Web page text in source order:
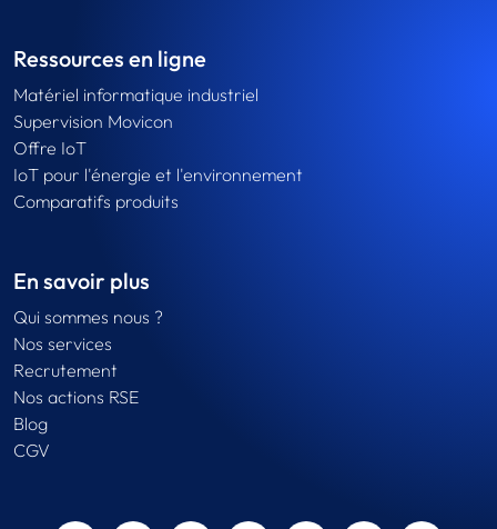
Ressources en ligne
Matériel informatique industriel
Supervision Movicon
Offre IoT
IoT pour l'énergie et l'environnement
Comparatifs produits
En savoir plus
Qui sommes nous ?
Nos services
Recrutement
Nos actions RSE
Blog
CGV